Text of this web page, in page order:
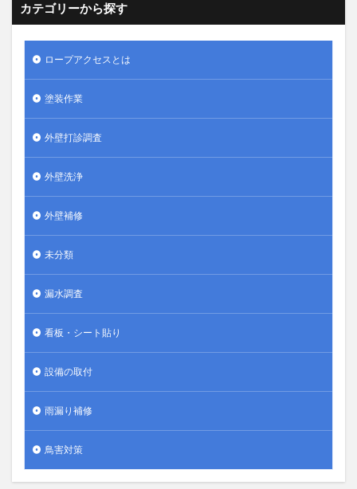
カテゴリーから探す
ロープアクセスとは
塗装作業
外壁打診調査
外壁洗浄
外壁補修
未分類
漏水調査
看板・シート貼り
設備の取付
雨漏り補修
鳥害対策